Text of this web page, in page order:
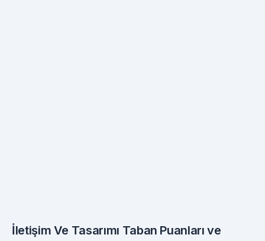
İletişim Ve Tasarımı Taban Puanları ve